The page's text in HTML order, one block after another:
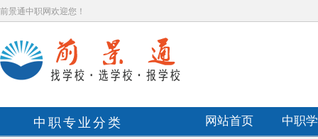
前景通中职网欢迎您！
中职专业分类 网站首页 中职